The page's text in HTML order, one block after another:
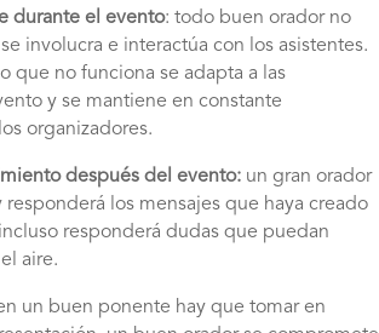
durante el evento: todo buen orador no
involucra e interactúa con los asistentes.
que no funciona se adapta a las
y se mantiene en constante
organizadores.
después del evento: un gran orador
responderá los mensajes que haya creado
responderá dudas que puedan
aire.
un buen ponente hay que tomar en